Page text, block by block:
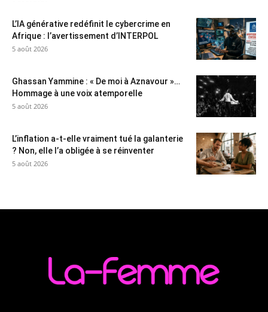
L’IA générative redéfinit le cybercrime en
Afrique : l’avertissement d’INTERPOL
5 août 2026
Ghassan Yammine : « De moi à Aznavour »…
Hommage à une voix atemporelle
5 août 2026
L’inflation a-t-elle vraiment tué la galanterie
? Non, elle l’a obligée à se réinventer
5 août 2026